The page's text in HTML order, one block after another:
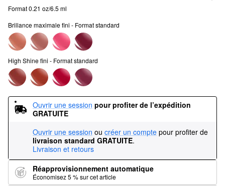
Format 0.21 oz/6.5 ml
Brillance maximale fini - Format standard
High Shine fini - Format standard
Ouvrir une session pour profiter de l’expédition
GRATUITE
Ouvrir une session ou créer un compte pour profiter de
livraison standard GRATUITE.
Livraison et retours
Réapprovisionnement automatique
Économisez 5 % sur cet article